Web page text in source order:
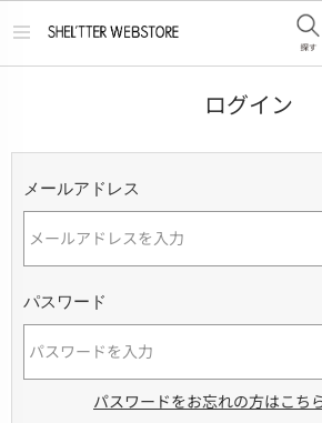
メ
ログイン
メールアドレス
パスワード
パスワードをお忘れの方はこち